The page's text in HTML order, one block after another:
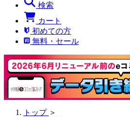
検索
カート
初めての方
無料・セール
トップ ＞